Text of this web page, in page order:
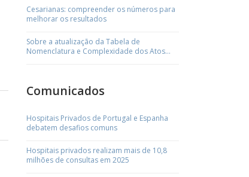
Cesarianas: compreender os números para
melhorar os resultados
Sobre a atualização da Tabela de
Nomenclatura e Complexidade dos Atos
Comunicados
Hospitais Privados de Portugal e Espanha
debatem desafios comuns
Hospitais privados realizam mais de 10,8
milhões de consultas em 2025